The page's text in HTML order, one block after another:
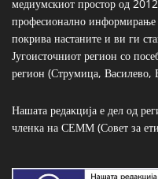
медиумскиот простор од
професионално информирање
покрива настаните и ви ги
Југоисточниот регион со
регион (Струмица, Василево,
Нашата редакција е дел од
членка на СЕММ (Совет за